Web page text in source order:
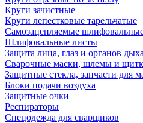
Круги зачистные
Круги лепестковые тарельчатые
Самозацепляемые
Шлифовальные листы
Защита лица, глаз и органов
Сварочные маски, шлемы и
Защитные стекла, запчасти для
Блоки подачи воздуха
Защитные очки
Респираторы
Спецодежда для сварщиков